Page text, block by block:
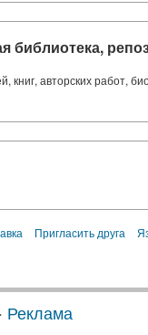
библиотека,
книг, авторских работ,
Пригласить друга
· Реклама